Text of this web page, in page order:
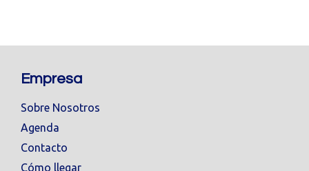
Empresa
Sobre Nosotros
Agenda
Contacto
Cómo llegar